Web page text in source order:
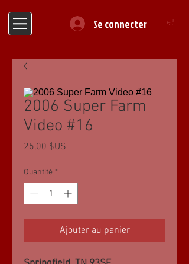
Se connecter
2006 Super Farm
Video #16
25,00 $US
Quantité *
Ajouter au panier